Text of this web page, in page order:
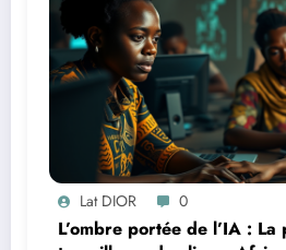
Lat DIOR 0
L’ombre portée de l’IA :